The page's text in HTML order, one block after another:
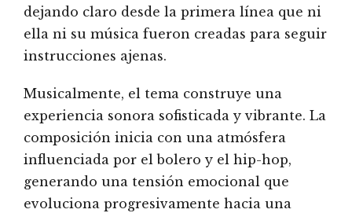
dejando claro desde la primera línea que ni
ella ni su música fueron creadas para seguir
instrucciones ajenas.
Musicalmente, el tema construye una
experiencia sonora sofisticada y vibrante. La
composición inicia con una atmósfera
influenciada por el bolero y el hip-hop,
generando una tensión emocional que
evoluciona progresivamente hacia una